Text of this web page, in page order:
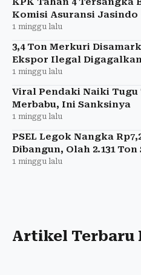
Komisi Asuransi Jasindo
1 minggu lalu
3,4 Ton Merkuri
Ekspor Ilegal
1 minggu lalu
Viral Pendaki Naiki
Merbabu, Ini Sanksinya
1 minggu lalu
PSEL Legok Nangka
Dibangun, Olah 2.131 Ton
1 minggu lalu
Artikel Terbaru